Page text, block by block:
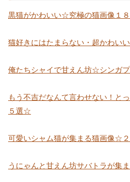
黒猫がかわいい☆究極の猫画像１
猫好きにはたまらない・超かわい
俺たちシャイで甘えん坊☆シンガ
もう不吉だなんて言わせない！と
５選☆
可愛いシャム猫が集まる猫画像☆
うにゃんと甘えん坊サバトラが集